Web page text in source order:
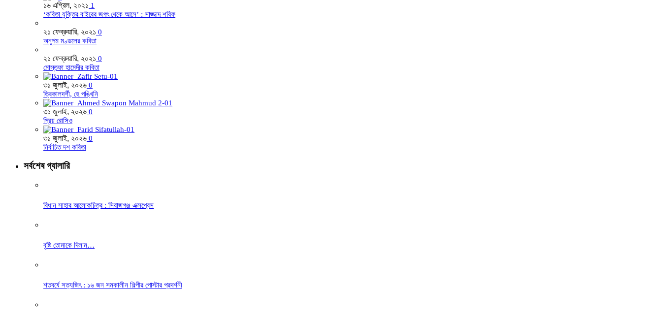
১৬ এপ্রিল, ২০২১ 1
‘কবিতা যুক্তির বাইরের জগৎ থেকে আসে’ : সাজ্জাদ শরিফ
২১ ফেব্রুয়ারি, ২০২১ 0
অনুপম মণ্ডলের কবিতা
২১ ফেব্রুয়ারি, ২০২১ 0
মোস্তফা হামেদীর কবিতা
৩১ জুলাই, ২০২৬ 0
ত্রিকালদর্শী, হে পঙ্খিনি
৩১ জুলাই, ২০২৬ 0
প্রিয় রোসিও
৩১ জুলাই, ২০২৬ 0
নির্বাচিত দশ কবিতা
সর্বশেষ গ্যালারি
বিধান সাহার আলোকচিত্র : সিরাজগঞ্জ এক্সপ্রেস
বৃষ্টি তোমাকে দিলাম…
শতবর্ষে সত্যজিৎ : ১৬ জন সমকালীন শিল্পীর পোস্টার প্রদর্শনী